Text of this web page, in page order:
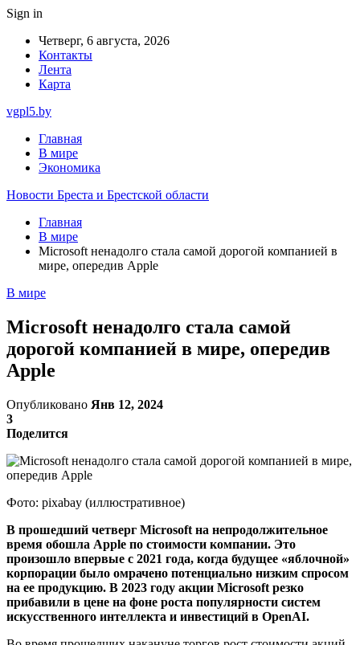
Sign in
Четверг, 6 августа, 2026
Контакты
Лента
Карта
vgpl5.by
Главная
В мире
Экономика
Новости Бреста и Брестской области
Главная
В мире
Microsoft ненадолго стала самой дорогой компанией в
мире, опередив Apple
В мире
Microsoft ненадолго стала самой
дорогой компанией в мире, опередив
Apple
Опубликовано Янв 12, 2024
3
Поделится
Фото: pixabay (иллюстративное)
В прошедший четверг Microsoft на непродолжительное
время обошла Apple по стоимости компании. Это
произошло впервые с 2021 года, когда будущее «яблочной»
корпорации было омрачено потенциально низким спросом
на ее продукцию. В 2023 году акции Microsoft резко
прибавили в цене на фоне роста популярности систем
искусственного интеллекта и инвестиций в OpenAI.